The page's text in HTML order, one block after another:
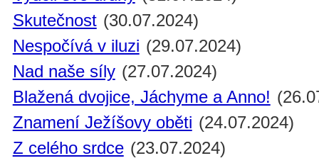
Skutečnost (30.07.2024)
Nespočívá v iluzi (29.07.2024)
Nad naše síly (27.07.2024)
Blažená dvojice, Jáchyme a Anno!
Znamení Ježíšovy oběti (24.07.2024)
Z celého srdce (23.07.2024)